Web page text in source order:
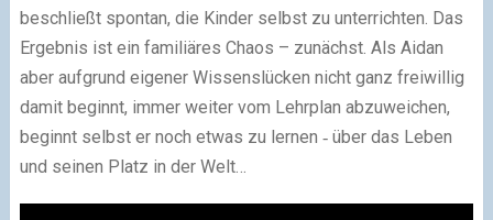
beschließt spontan, die Kinder selbst zu unterrichten. Das
Ergebnis ist ein familiäres Chaos – zunächst. Als Aidan
aber aufgrund eigener Wissenslücken nicht ganz freiwillig
damit beginnt, immer weiter vom Lehrplan abzuweichen,
beginnt selbst er noch etwas zu lernen ‐ über das Leben
und seinen Platz in der Welt…